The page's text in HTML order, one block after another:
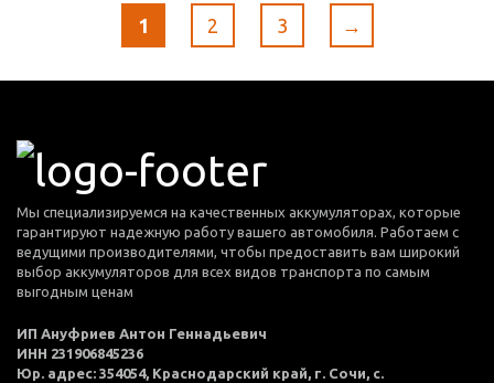
1 2 3 →
Мы специализируемся на качественных аккумуляторах, которые
гарантируют надежную работу вашего автомобиля. Работаем с
ведущими производителями, чтобы предоставить вам широкий
выбор аккумуляторов для всех видов транспорта по самым
выгодным ценам
ИП Ануфриев Антон Геннадьевич
ИНН 231906845236
Юр. адрес: 354054, Краснодарский край, г. Сочи, с.